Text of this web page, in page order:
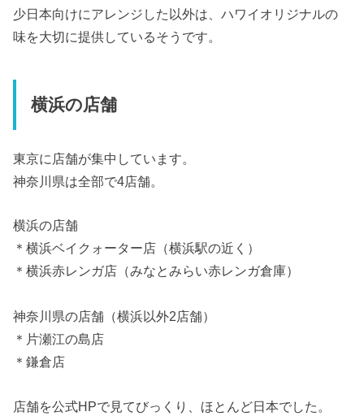
少日本向けにアレンジした以外は、ハワイオリジナルの
味を大切に提供しているそうです。
横浜の店舗
東京に店舗が集中しています。
神奈川県は全部で4店舗。
横浜の店舗
＊横浜ベイクォーター店（横浜駅の近く）
＊横浜赤レンガ店（みなとみらい赤レンガ倉庫）
神奈川県の店舗（横浜以外2店舗）
＊片瀬江の島店
＊鎌倉店
店舗を公式HPで見てびっくり、ほとんど日本でした。